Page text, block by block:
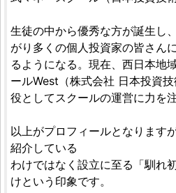
生徒の中から優秀な方が誕生し
がり多くの個人投資家の皆さん
るようになる。現在、西日本地
ールWest（株式会社 日本投資
役としてスクールの運営に力を注
以上がプロフィールとなります
紹介している
わけではなく設立に至る「馴れ
けという印象です。